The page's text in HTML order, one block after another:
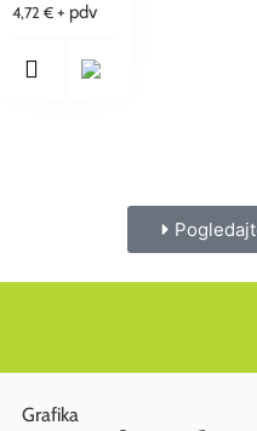
4,72 € + pdv
Grafika